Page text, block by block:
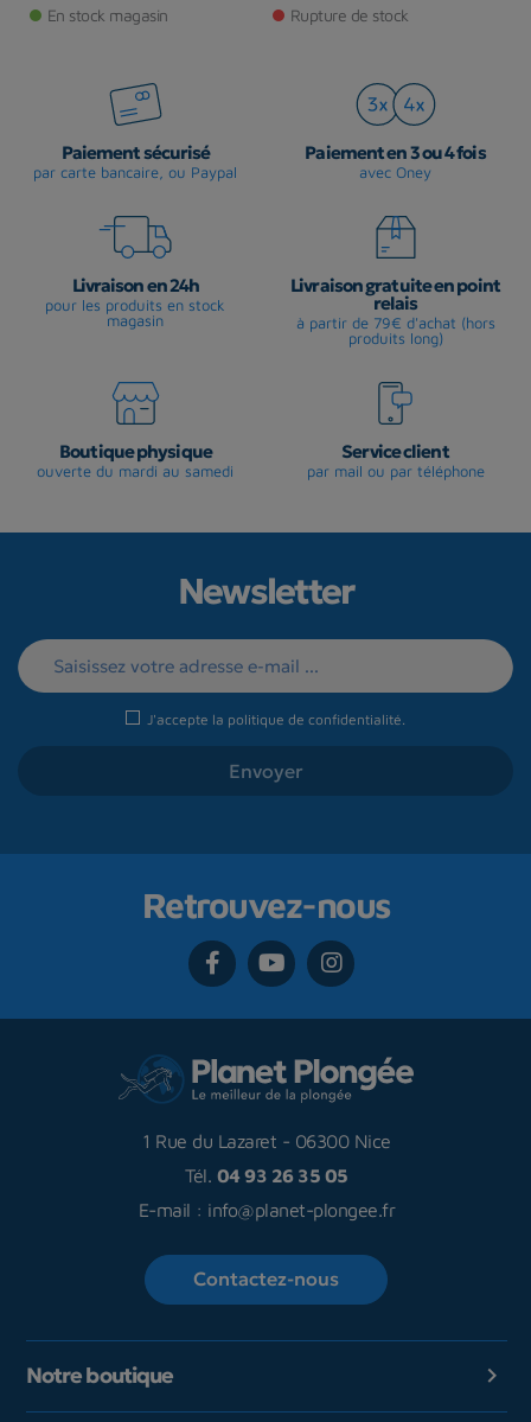
En stock magasin Rupture de stock
Paiement sécurisé
par carte bancaire, ou Paypal
Paiement en 3 ou 4 fois
avec Oney
Livraison en 24h
pour les produits en stock
magasin
Livraison gratuite en point
relais
à partir de 79€ d'achat (hors
produits long)
Boutique physique
ouverte du mardi au samedi
Service client
par mail ou par téléphone
Newsletter
J'accepte la politique de confidentialité
Retrouvez-nous
1 Rue du Lazaret - 06300 Nice
Tél. 04 93 26 35 05
E-mail : info@planet-plongee.fr
Contactez-nous
Notre boutique 